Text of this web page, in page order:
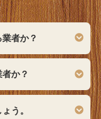
者か？
か？
う。